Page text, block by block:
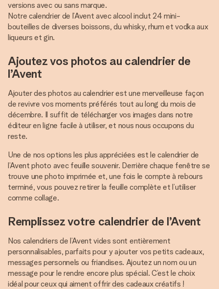
versions avec ou sans marque.
Notre calendrier de l’Avent avec alcool inclut 24 mini-
bouteilles de diverses boissons, du whisky, rhum et vodka aux
liqueurs et gin.
Ajoutez vos photos au calendrier de
l’Avent
Ajouter des photos au calendrier est une merveilleuse façon
de revivre vos moments préférés tout au long du mois de
décembre. Il suffit de télécharger vos images dans notre
éditeur en ligne facile à utiliser, et nous nous occupons du
reste.
Une de nos options les plus appréciées est le calendrier de
l’Avent photo avec feuille souvenir. Derrière chaque fenêtre se
trouve une photo imprimée et, une fois le compte à rebours
terminé, vous pouvez retirer la feuille complète et l’utiliser
comme collage.
Remplissez votre calendrier de l’Avent
Nos calendriers de l’Avent vides sont entièrement
personnalisables, parfaits pour y ajouter vos petits cadeaux,
messages personnels ou friandises. Ajoutez un nom ou un
message pour le rendre encore plus spécial. C’est le choix
idéal pour ceux qui aiment offrir des cadeaux créatifs !